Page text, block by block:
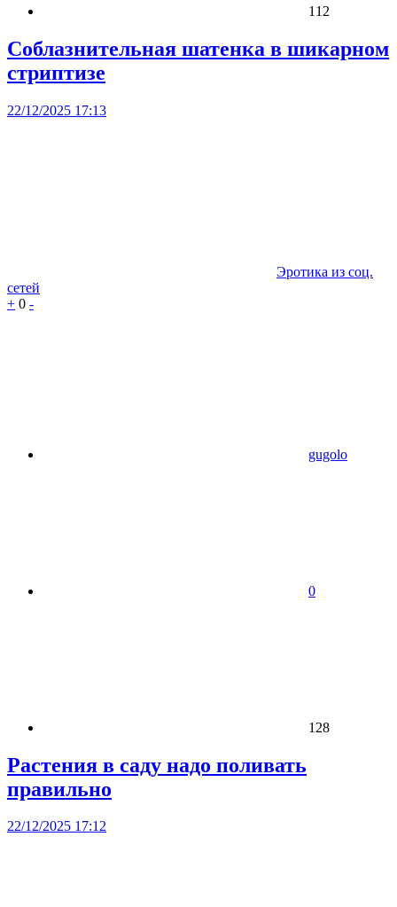
112
Соблазнительная шатенка в шикарном
стриптизе
22/12/2025 17:13
Эротика из соц.
сетей
+ 0 -
gugolo
0
128
Растения в саду надо поливать
правильно
22/12/2025 17:12